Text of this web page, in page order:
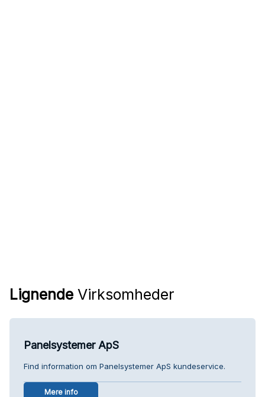
Lignende Virksomheder
Panelsystemer ApS
Find information om Panelsystemer ApS kundeservice.
Mere info